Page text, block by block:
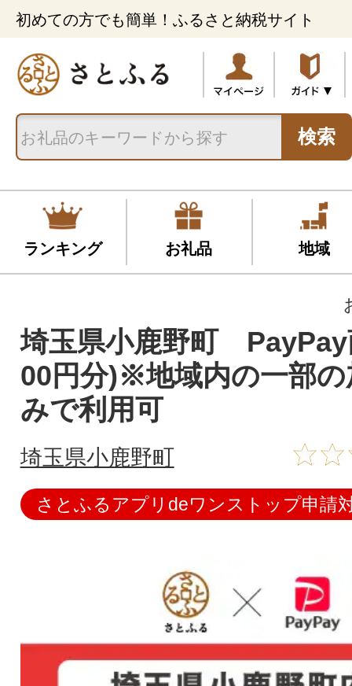
初めての方でも簡単！ふるさと納税サイト
検索
ランキング お礼品 地域
埼玉県小鹿野町 PayPay
00円分)※地域内の一部の
みで利用可
埼玉県小鹿野町
さとふるアプリdeワンストップ申請